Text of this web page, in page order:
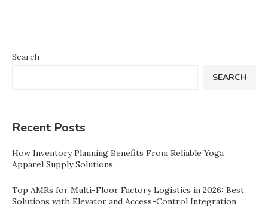
Search
SEARCH
Recent Posts
How Inventory Planning Benefits From Reliable Yoga
Apparel Supply Solutions
Top AMRs for Multi-Floor Factory Logistics in 2026: Best
Solutions with Elevator and Access-Control Integration